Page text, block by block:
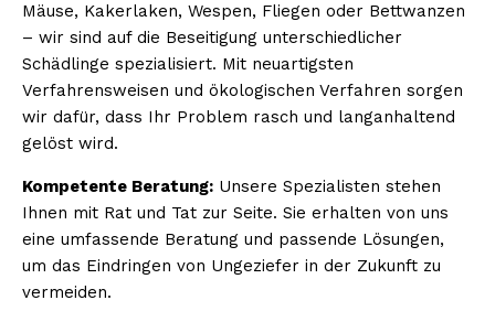
Mäuse, Kakerlaken, Wespen, Fliegen oder Bettwanzen
– wir sind auf die Beseitigung unterschiedlicher
Schädlinge spezialisiert. Mit neuartigsten
Verfahrensweisen und ökologischen Verfahren sorgen
wir dafür, dass Ihr Problem rasch und langanhaltend
gelöst wird.
Kompetente Beratung: Unsere Spezialisten stehen
Ihnen mit Rat und Tat zur Seite. Sie erhalten von uns
eine umfassende Beratung und passende Lösungen,
um das Eindringen von Ungeziefer in der Zukunft zu
vermeiden.